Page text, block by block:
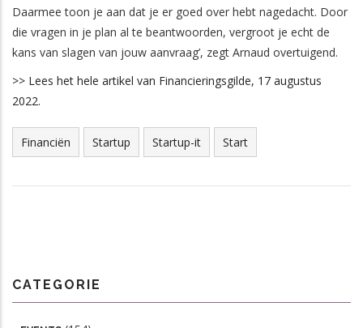
Daarmee toon je aan dat je er goed over hebt nagedacht. Door
die vragen in je plan al te beantwoorden, vergroot je echt de
kans van slagen van jouw aanvraag’, zegt Arnaud overtuigend.
>> Lees het hele artikel van Financieringsgilde, 17 augustus
2022.
Financiën Startup Startup-it Start
CATEGORIE